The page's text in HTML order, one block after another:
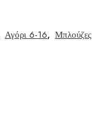
Αγόρι 6-16, Μπλούζες